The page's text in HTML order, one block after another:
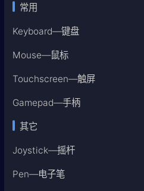
常用
Keyboard—键盘
Mouse—鼠标
Touchscreen—触屏
Gamepad—手柄
其它
Joystick—摇杆
Pen—电子笔